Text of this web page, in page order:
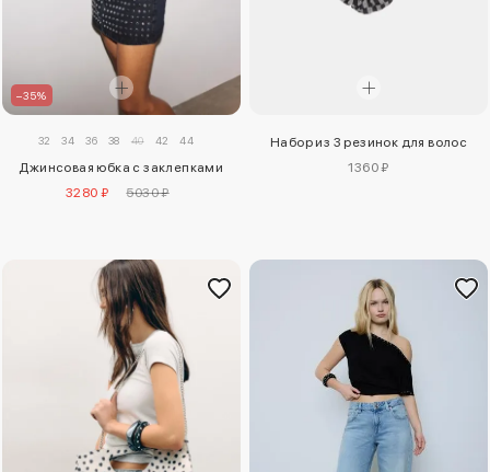
–35%
32 34 36 38 40 42 44
Джинсовая юбка с заклепками
3280 ₽
5030 ₽
Набор из 3 резинок для волос
1360 ₽